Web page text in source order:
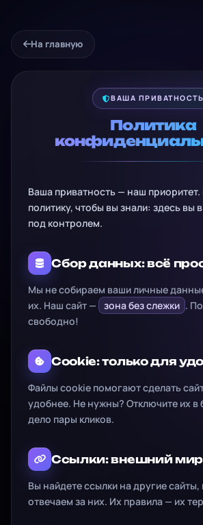
На главную
ВАША ПРИВАТНОСТЬ
Политика
Ваша приватность — наш
политику, чтобы вы знали: здесь вы
под контролем.
Сбор данных: всё
Мы не собираем ваши личные
их. Наш сайт —
зона без слежки .
свободно!
Cookie: только для
Файлы cookie помогают сделать
удобнее. Не нужны? Отключите их в
дело пары кликов.
Ссылки: внешний мир
Вы найдете ссылки на другие
отвечаем за них. Их правила — их